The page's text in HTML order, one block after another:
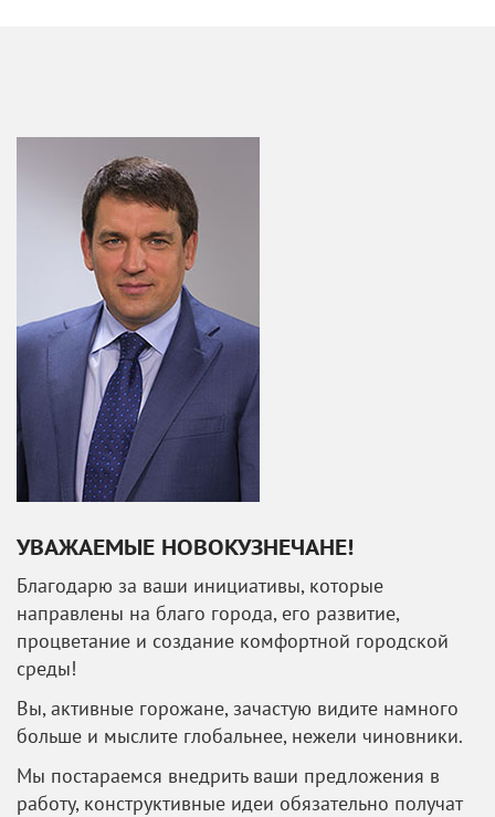
УВАЖАЕМЫЕ НОВОКУЗНЕЧАНЕ!
Благодарю за ваши инициативы, которые
направлены на благо города, его развитие,
процветание и создание комфортной городской
среды!
Вы, активные горожане, зачастую видите намного
больше и мыслите глобальнее, нежели чиновники.
Мы постараемся внедрить ваши предложения в
работу, конструктивные идеи обязательно получат